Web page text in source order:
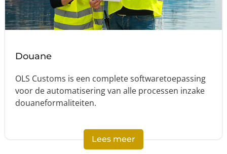
Douane
OLS Customs is een complete softwaretoepassing
voor de automatisering van alle processen inzake
douaneformaliteiten.
Lees meer